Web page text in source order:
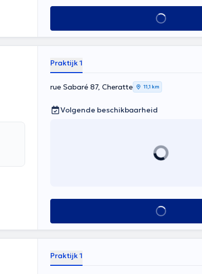
Alles zien
Praktijk 1
rue Sabaré 87, Cheratte 11,1 km
Volgende beschikbaarheid
Alles zien
Praktijk 1